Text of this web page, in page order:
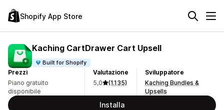
Shopify App Store
Kaching CartDrawer Cart Upsell
Built for Shopify
Prezzi
Piano gratuito
disponibile
Valutazione
5,0
(1.135)
Sviluppatore
Kaching Bundles &
Upsells
Installa